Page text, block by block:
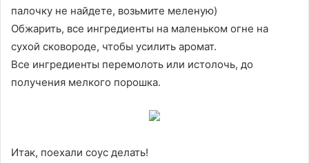
палочку не найдете, возьмите меленую)
Обжарить, все ингредиенты на маленьком огне на
сухой сковороде, чтобы усилить аромат.
Все ингредиенты перемолоть или истолочь, до
получения мелкого порошка.
Итак, поехали соус делать!